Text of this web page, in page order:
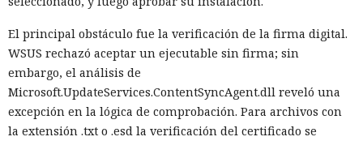
El principal obstáculo fue la verificación de la firma digital.
WSUS rechazó aceptar un ejecutable sin firma; sin
embargo, el análisis de
Microsoft.UpdateServices.ContentSyncAgent.dll reveló una
excepción en la lógica de comprobación. Para archivos con
la extensión .txt o .esd la verificación del certificado se